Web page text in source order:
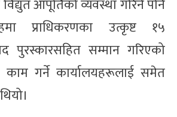
आपूर्तिको व्यवस्था गरिने पनि
प्राधिकरणका उत्कृष्ट १५
पुरस्कारसहित सम्मान गरिएको
काम गर्ने कार्यालयहरूलाई समेत